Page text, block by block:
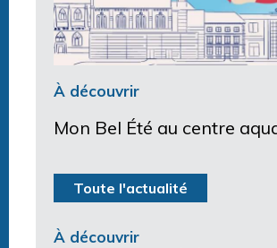
À découvrir
Mon Bel Été au centre
Toute l'actualité
À découvrir